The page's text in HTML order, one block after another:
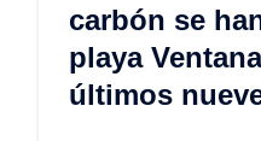
carbón se
playa
últimos